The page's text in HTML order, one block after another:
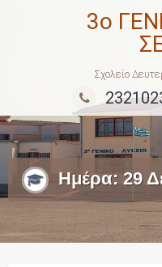
3ο
Σχολείο
Ημέρα: 29